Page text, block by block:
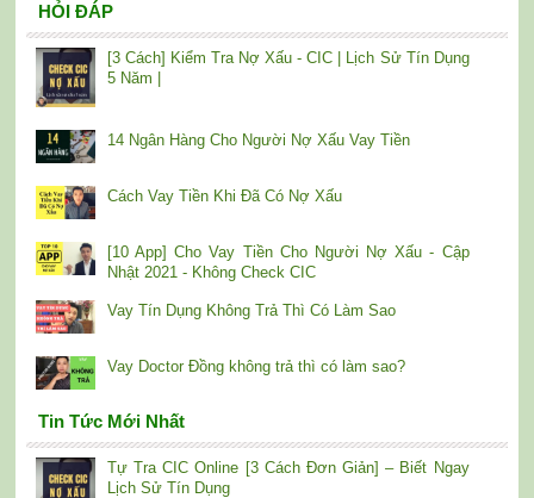
HỎI ĐÁP
[3 Cách] Kiểm Tra Nợ Xấu - CIC | Lịch Sử Tín Dụng
5 Năm |
14 Ngân Hàng Cho Người Nợ Xấu Vay Tiền
Cách Vay Tiền Khi Đã Có Nợ Xấu
[10 App] Cho Vay Tiền Cho Người Nợ Xấu - Cập
Nhật 2021 - Không Check CIC
Vay Tín Dụng Không Trả Thì Có Làm Sao
Vay Doctor Đồng không trả thì có làm sao?
Tin Tức Mới Nhất
Tự Tra CIC Online [3 Cách Đơn Giản] – Biết Ngay
Lịch Sử Tín Dụng